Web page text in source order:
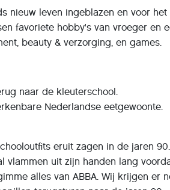
nieuw leven ingeblazen en voor
favoriete hobby's van vroeger en
beauty & verzorging, en games.
naar de kleuterschool.
Nederlandse eetgewoonte.
eruit zagen in de jaren 90.
vlammen uit zijn handen lang
alles van ABBA. Wij krijgen er